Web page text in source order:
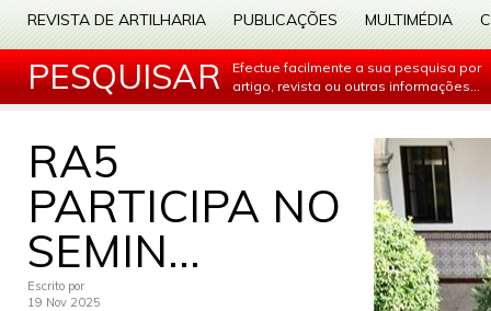
REVISTA DE ARTILHARIA PUBLICAÇÕES MULTIMÉDIA
PESQUISAR
Efectue facilmente a sua pesquisa por
artigo, revista ou outras informações...
RA5
PARTICIPA NO
SEMIN...
Escrito por
19 Nov 2025